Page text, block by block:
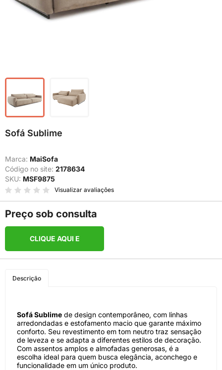
Sofá Sublime
Marca: MaiSofa
Código no site: 2178634
SKU: MSF9875
Visualizar avaliações
Preço sob consulta
CLIQUE AQUI E
Descrição
Sofá Sublime de design contemporâneo, com linhas
arredondadas e estofamento macio que garante máximo
conforto. Seu revestimento em tom neutro traz sensação
de leveza e se adapta a diferentes estilos de decoração.
Com assentos amplos e almofadas generosas, é a
escolha ideal para quem busca elegância, aconchego e
funcionalidade em um único produto.